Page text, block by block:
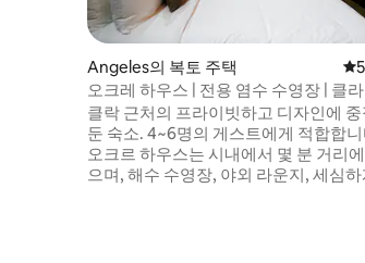
Angeles의 복토 주택 평
오크레 하우스 | 전용 염수 수영장 | 클
근처
클락 근처의 프라이빗하고 디자인에
둔 숙소. 4~6명의 게스트에게 적합합니다.
오크르 하우스는 시내에서 몇 분 거리
으며, 해수 수영장, 야외 라운지, 세심하